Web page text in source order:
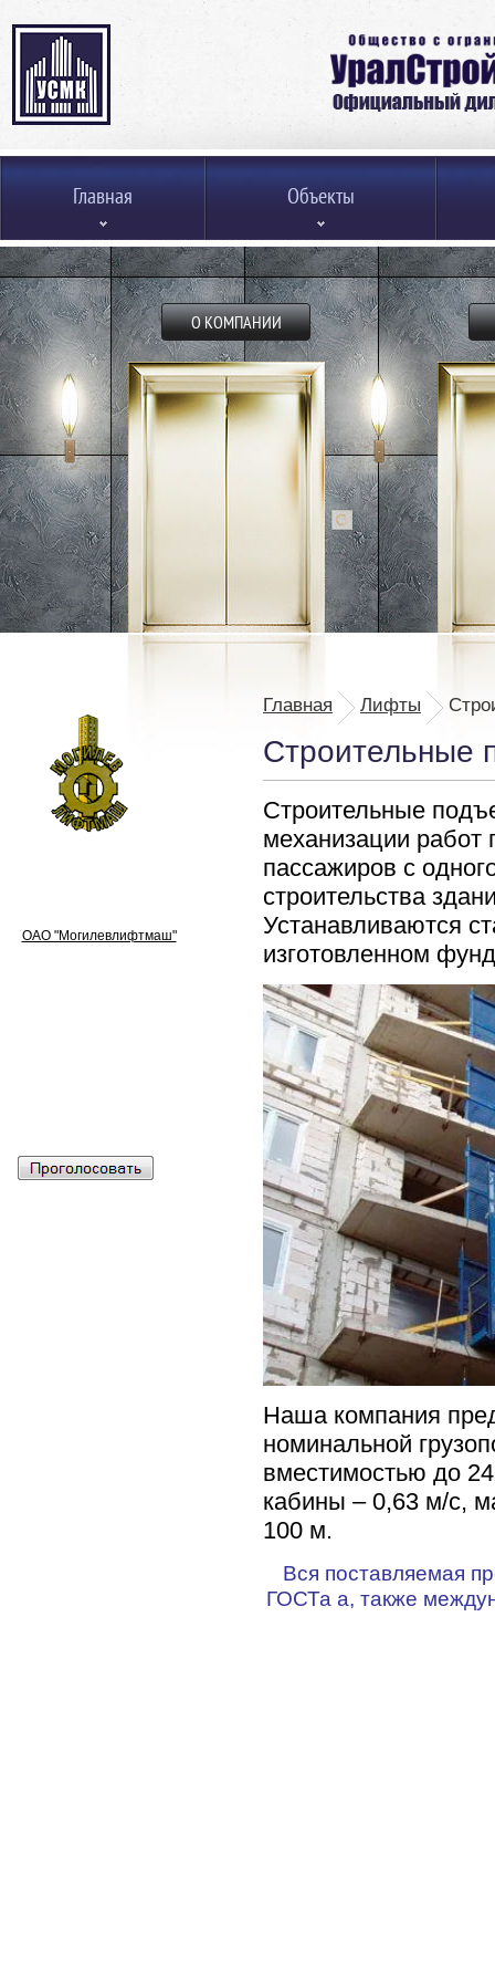
Главная Объекты
О КОМПАНИИ
Главная Лифты
Строительные
Строительные
механизации работ
пассажиров с
строительства
Устанавливаются
изготовленном
Наша компания
номинальной
вместимостью до
кабины – 0,63 м/с,
100 м.
Вся поставляемая
ГОСТа а, также
ОАО "Могилевлифтмаш"